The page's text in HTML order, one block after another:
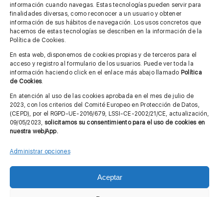
información cuando navegas. Estas tecnologías pueden servir para
finalidades diversas, como reconocer a un usuario y obtener
información de sus hábitos de navegación. Los usos concretos que
hacemos de estas tecnologías se describen en la información de la
Política de Cookies.
En esta web, disponemos de cookies propias y de terceros para el
acceso y registro al formulario de los usuarios. Puede ver toda la
información haciendo click en el enlace más abajo llamado Política
de Cookies.
En atención al uso de las cookies aprobada en el mes de julio de
2023, con los criterios del Comité Europeo en Protección de Datos,
(CEPD), por el RGPD-UE-2016/679, LSSI-CE-2002/21/CE, actualización,
09/05/2023, solicitamos su consentimiento para el uso de cookies en
nuestra web/App.
Administrar opciones
Aceptar
MÁS INFORMACIÓN
Aviso legal
Política de privacidad
Cita previa FAGA
© Copyright 2012 - 2026 |Diseño web: Taller Empresarial 2.0